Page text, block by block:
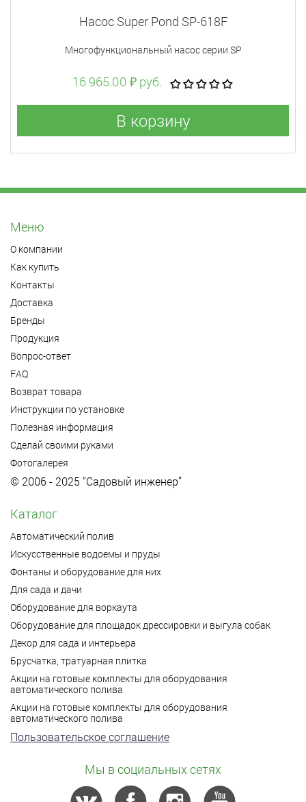
Насос Super Pond SP-618F
Многофункциональный насос серии SP
16 965.00 ₽ руб.
В корзину
Меню
О компании
Как купить
Контакты
Доставка
Бренды
Продукция
Вопрос-ответ
FAQ
Возврат товара
Инструкции по установке
Полезная информация
Сделай своими руками
Фотогалерея
© 2006 - 2025 “Садовый инженер”
Каталог
Автоматический полив
Искусственные водоемы и пруды
Фонтаны и оборудование для них
Для сада и дачи
Оборудование для воркаута
Оборудование для площадок дрессировки и выгула собак
Декор для сада и интерьера
Брусчатка, тратуарная плитка
Акции на готовые комплекты для оборудования
автоматического полива
Акции на готовые комплекты для оборудования
автоматического полива
Пользовательское соглашение
Мы в социальных сетях